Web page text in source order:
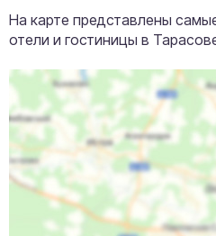
На карте представлены
отели и гостиницы в